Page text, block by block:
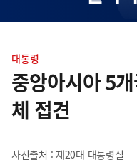
텐
츠
영
역
대통령
중앙아시아 5
체 접견
사진출처 : 제20대 대통령실